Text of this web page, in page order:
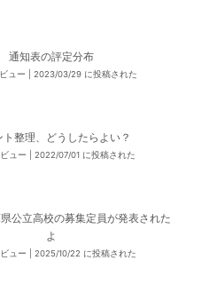
通知表の評定分布
ュー 2023/03/29 に投稿された
ト整理、どうしたらよい？
ュー 2022/07/01 に投稿された
公立高校の募集定員が発表された
よ
ュー 2025/10/22 に投稿された